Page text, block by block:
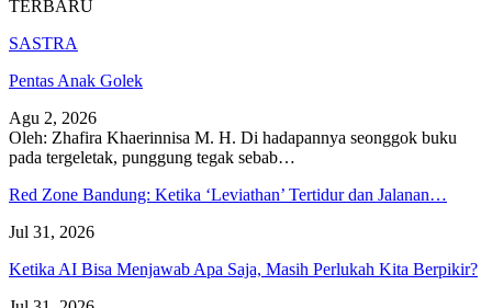
TERBARU
SASTRA
Pentas Anak Golek
Agu 2, 2026
Oleh: Zhafira Khaerinnisa M. H. Di hadapannya seonggok buku
pada tergeletak, punggung tegak sebab…
Red Zone Bandung: Ketika ‘Leviathan’ Tertidur dan Jalanan…
Jul 31, 2026
Ketika AI Bisa Menjawab Apa Saja, Masih Perlukah Kita Berpikir?